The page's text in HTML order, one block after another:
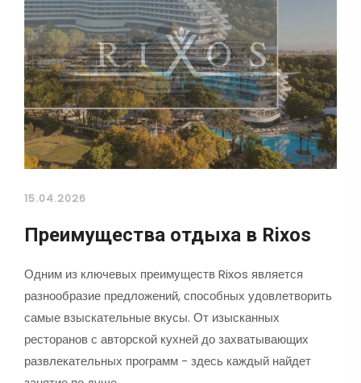
15.04.2026
Преимущества отдыха в Rixos
Одним из ключевых преимуществ Rixos является
разнообразие предложений, способных удовлетворить
самые взыскательные вкусы. От изысканных
ресторанов с авторской кухней до захватывающих
развлекательных программ - здесь каждый найдет